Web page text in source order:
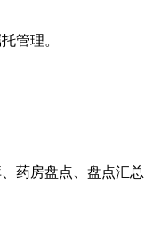
管理。
药房盘点、盘点汇